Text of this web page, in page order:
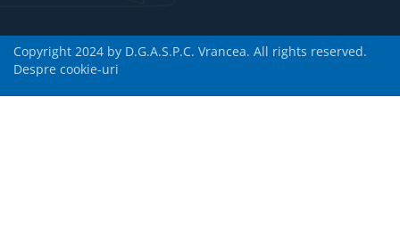
Copyright 2024 by D.G.A.S.P.C. Vrancea. All rights reserved.
Despre cookie-uri